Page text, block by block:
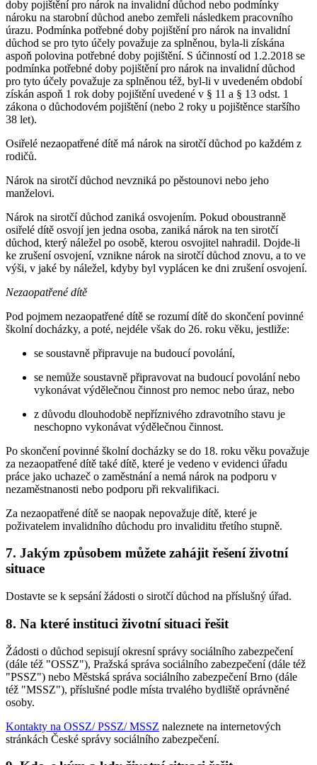
doby pojištění pro nárok na invalidní důchod nebo podmínky
nároku na starobní důchod anebo zemřeli následkem pracovního
úrazu. Podmínka potřebné doby pojištění pro nárok na invalidní
důchod se pro tyto účely považuje za splněnou, byla-li získána
aspoň polovina potřebné doby pojištění. S účinností od 1.2.2018 se
podmínka potřebné doby pojištění pro nárok na invalidní důchod
pro tyto účely považuje za splněnou též, byl-li v uvedeném období
získán aspoň 1 rok doby pojištění uvedené v § 11 a § 13 odst. 1
zákona o důchodovém pojištění (nebo 2 roky u pojištěnce staršího
38 let).
Osiřelé nezaopatřené dítě má nárok na sirotčí důchod po každém z
rodičů.
Nárok na sirotčí důchod nevzniká po pěstounovi nebo jeho
manželovi.
Nárok na sirotčí důchod zaniká osvojením. Pokud oboustranně
osiřelé dítě osvojí jen jedna osoba, zaniká nárok na ten sirotčí
důchod, který náležel po osobě, kterou osvojitel nahradil. Dojde-li
ke zrušení osvojení, vznikne nárok na sirotčí důchod znovu, a to ve
výši, v jaké by náležel, kdyby byl vyplácen ke dni zrušení osvojení.
Nezaopatřené dítě
Pod pojmem nezaopatřené dítě se rozumí dítě do skončení povinné
školní docházky, a poté, nejdéle však do 26. roku věku, jestliže:
se soustavně připravuje na budoucí povolání,
se nemůže soustavně připravovat na budoucí povolání nebo
vykonávat výdělečnou činnost pro nemoc nebo úraz, nebo
z důvodu dlouhodobě nepříznivého zdravotního stavu je
neschopno vykonávat výdělečnou činnost.
Po skončení povinné školní docházky se do 18. roku věku považuje
za nezaopatřené dítě také dítě, které je vedeno v evidenci úřadu
práce jako uchazeč o zaměstnání a nemá nárok na podporu v
nezaměstnanosti nebo podporu při rekvalifikaci.
Za nezaopatřené dítě se naopak nepovažuje dítě, které je
poživatelem invalidního důchodu pro invaliditu třetího stupně.
7. Jakým způsobem můžete zahájit řešení životní
situace
Dostavte se k sepsání žádosti o sirotčí důchod na příslušný úřad.
8. Na které instituci životní situaci řešit
Žádosti o důchod sepisují okresní správy sociálního zabezpečení
(dále též "OSSZ"), Pražská správa sociálního zabezpečení (dále též
"PSSZ") nebo Městská správa sociálního zabezpečení Brno (dále
též "MSSZ"), příslušné podle místa trvalého bydliště oprávněné
osoby.
Kontakty na OSSZ/ PSSZ/ MSSZ naleznete na internetových
stránkách České správy sociálního zabezpečení.